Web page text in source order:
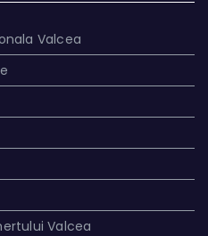
Valcea
Valcea